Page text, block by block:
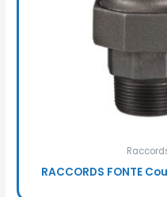
RACCORDS FONTE